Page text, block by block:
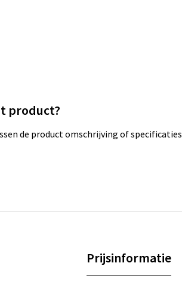
product?
de product omschrijving of
Prijsinformatie